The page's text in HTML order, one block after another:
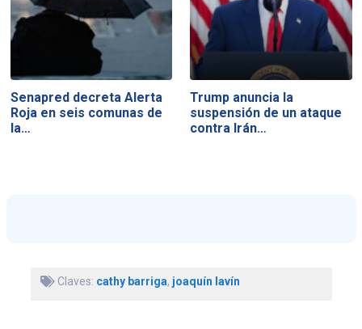
Senapred decreta Alerta
Roja en seis comunas de
la…
Trump anuncia la
suspensión de un ataque
contra Irán…
Claves: cathy barriga, joaquín lavín